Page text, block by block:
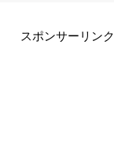
スポンサーリンク